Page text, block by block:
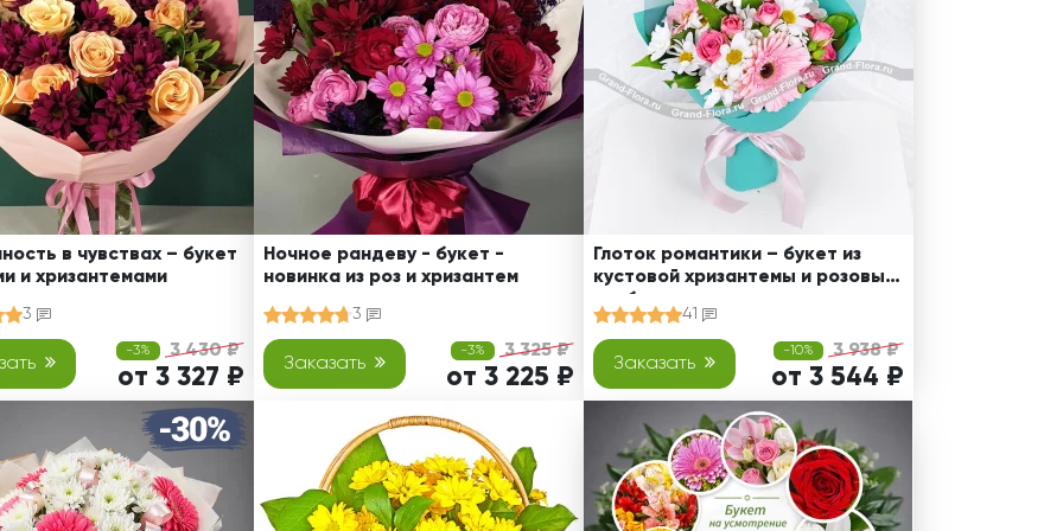
Свадьба
Свидание
Спасибо!
Юбилей
Подруге
Сестре
Брату
Врачу
Бабушке
Дедушке
в чувствах – букет
и хризантемами
3
-3% 3 430 ₽
от 3 327 ₽
Ночное рандеву - букет -
новинка из роз и хризантем
3
Заказать
-3% 3 325 ₽
от 3 225 ₽
Глоток романтики – букет из
кустовой хризантемы и розовых
гербер
41
Заказать
-10% 3 938 ₽
от 3 544 ₽